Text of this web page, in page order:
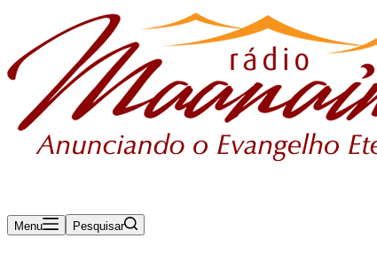
Menu Pesquisar